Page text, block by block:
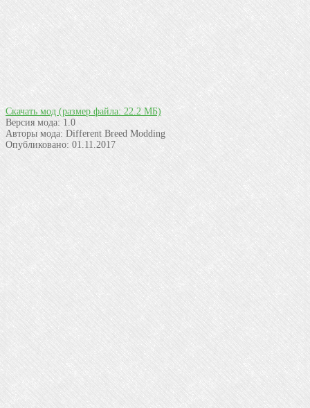
Скачать мод (размер файла: 22.2 МБ)
Версия мода: 1.0
Авторы мода: Different Breed Modding
Опубликовано: 01.11.2017